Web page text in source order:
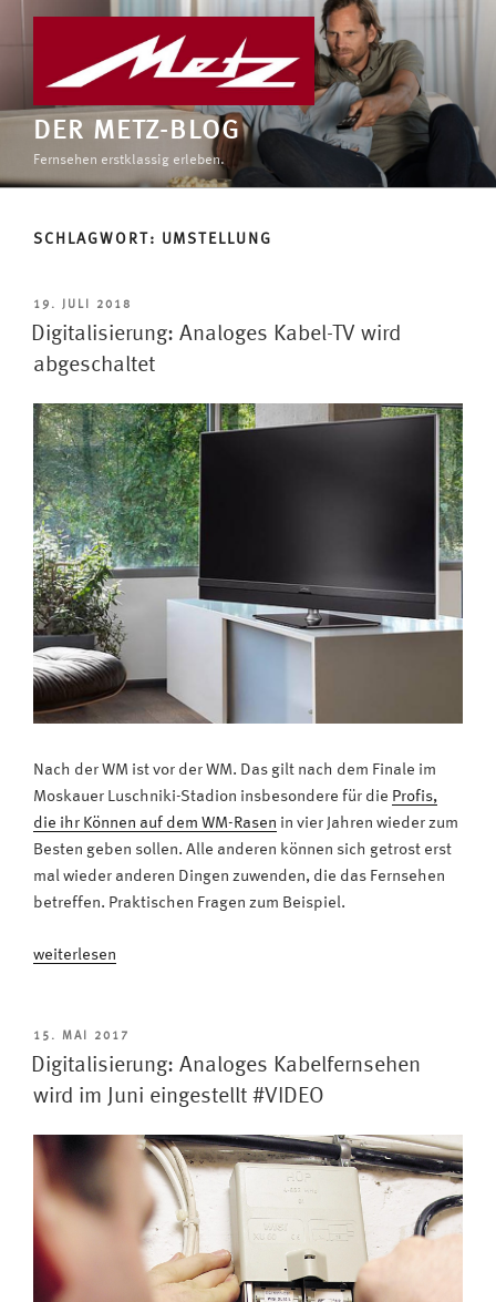
DER METZ-BLOG
Fernsehen erstklassig erleben.
SCHLAGWORT: UMSTELLUNG
VERÖFFENTLICHT
AM
19. JULI 2018
Digitalisierung: Analoges Kabel-TV wird
abgeschaltet
Nach der WM ist vor der WM. Das gilt nach dem Finale im
Moskauer Luschniki-Stadion insbesondere für die Profis,
die ihr Können auf dem WM-Rasen in vier Jahren wieder zum
Besten geben sollen. Alle anderen können sich getrost erst
mal wieder anderen Dingen zuwenden, die das Fernsehen
betreffen. Praktischen Fragen zum Beispiel.
„Digitalisierung:
TV
wird
abgeschaltet“
weiterlesen
VERÖFFENTLICHT
AM
15. MAI 2017
Digitalisierung: Analoges Kabelfernsehen
wird im Juni eingestellt #VIDEO